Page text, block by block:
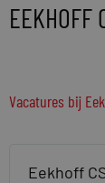
EEKHOFF
Vacatures bij
Eekhoff